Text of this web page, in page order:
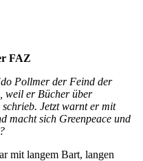
FAZ
Pollmer der Feind der
weil er Bücher über
Jetzt warnt er mit
macht sich Greenpeace und
mit langem Bart, langen